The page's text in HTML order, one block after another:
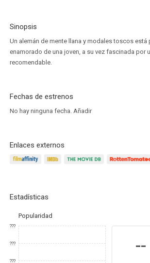
Sinopsis
Un alemán de mente llana y modales toscos está
enamorado de una joven, a su vez fascinada por
recomendable.
Fechas de estrenos
No hay ninguna fecha. Añadir
Enlaces externos
Estadísticas
Popularidad
???
???
???
--